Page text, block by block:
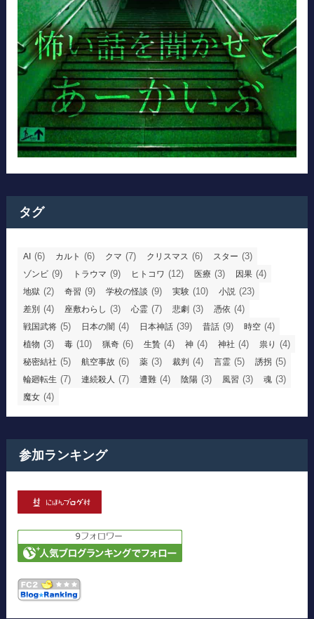
タグ
AI (6) カルト (6) クマ (7) クリスマス (6) スター (3)
ゾンビ (9) トラウマ (9) ヒトコワ (12) 医療 (3) 因果 (4)
地獄 (2) 奇習 (9) 学校の怪談 (9) 実験 (10) 小説 (23)
差別 (4) 座敷わらし (3) 心霊 (7) 悲劇 (3) 憑依 (4)
戦国武将 (5) 日本の闇 (4) 日本神話 (39) 昔話 (9) 時空 (4)
植物 (3) 毒 (10) 猟奇 (6) 生贄 (4) 神 (4) 神社 (4) 祟り (4)
秘密結社 (5) 航空事故 (6) 薬 (3) 裁判 (4) 言霊 (5) 誘拐 (5)
輪廻転生 (7) 連続殺人 (7) 遭難 (4) 陰陽 (3) 風習 (3) 魂 (3)
魔女 (4)
参加ランキング